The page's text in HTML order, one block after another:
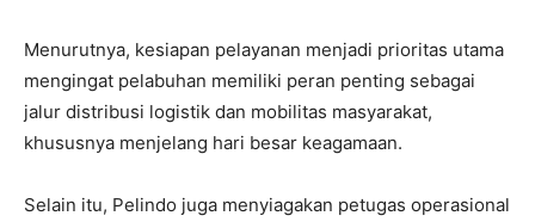
Menurutnya, kesiapan pelayanan menjadi prioritas utama
mengingat pelabuhan memiliki peran penting sebagai
jalur distribusi logistik dan mobilitas masyarakat,
khususnya menjelang hari besar keagamaan.
Selain itu, Pelindo juga menyiagakan petugas operasional